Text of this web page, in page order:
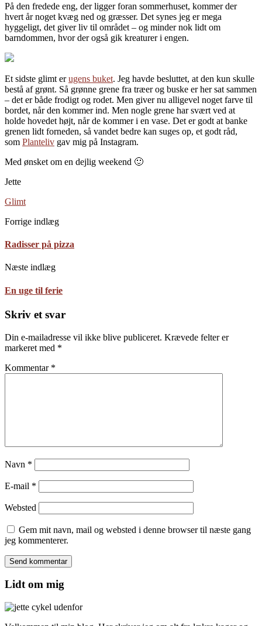
På den fredede eng, der ligger foran sommerhuset, kommer der
hvert år noget kvæg ned og græsser. Det synes jeg er mega
hyggeligt, det giver liv til området – og minder nok lidt om
barndommen, hvor der også gik kreaturer i engen.
Et sidste glimt erugens buket. Jeg havde besluttet, at den kun skulle
bestå af grønt. Så grønne grene fra træer og buske er her sat sammen
– det er både frodigt og rodet. Men giver nu alligevel noget farve til
bordet, når den kommer ind. Men nogle grene har svært ved at
holde hovedet højt, når de kommer i en vase. Det er godt at banke
grenen lidt forneden, så vandet bedre kan suges op, et godt råd,
som Planteliv gav mig på Instagram.
Med ønsket om en dejlig weekend 🙂
Jette
Glimt
Forrige indlæg
Radisser på pizza
Næste indlæg
En uge til ferie
Skriv et svar
Din e-mailadresse vil ikke blive publiceret. Krævede felter er
markeret med *
Kommentar *
Navn *
E-mail *
Websted
Gem mit navn, mail og websted i denne browser til næste gang
jeg kommenterer.
Lidt om mig